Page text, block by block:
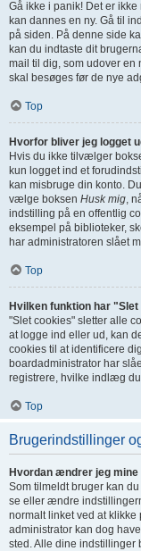
Gå ikke i panik! Det er
kan dannes en ny. Gå til
på siden. På denne side
kan du indtaste dit
mail til dig, som udover en
skal besøges før de nye
Top
Hvorfor bliver jeg logget
Hvis du ikke tilvælger
kun logget ind et
kan misbruge din konto.
vælge boksen Husk mig ,
indstilling på en offentlig
eksempel på biblioteker,
har administratoren slået
Top
Hvilken funktion har
"Slet cookies" sletter alle
at logge ind eller ud, kan
cookies til at identificere
boardadministrator har
registrere, hvilke indlæg
Top
Brugerindstillinger
Hvordan ændrer jeg
Som tilmeldt bruger kan
se eller ændre
normalt linket ved at
administrator kan dog
sted. Alle dine indstillinger